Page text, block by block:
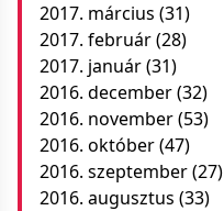
2017. március (31)
2017. február(28)
2017. január(31)
2016. december(32)
2016. november(53)
2016. október(47)
2016. szeptember(27)
2016. augusztus (33)